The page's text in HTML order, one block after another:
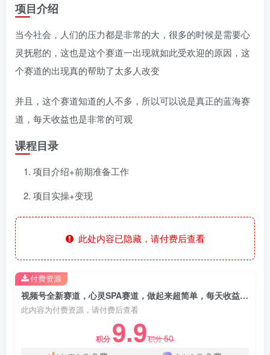
项目介绍
当今社会，人们的压力都是非常的大，很多的时候是需要心
灵抚慰的，这也是这个赛道一出现就如此受欢迎的原因，这
个赛道的出现真的帮助了太多人改变
并且，这个赛道知道的人不多，所以可以说是真正的蓝海赛
道，每天收益也是非常的可观
课程目录
项目介绍+前期准备工作
项目实操+变现
此处内容已隐藏，请付费后查看
视频号全新赛道，心灵SPA赛道，做起来超简单，每天收益1000+今天发，明天就有收益
此内容为付费资源，请付费后查看
积分 9.9积分50
付费资源